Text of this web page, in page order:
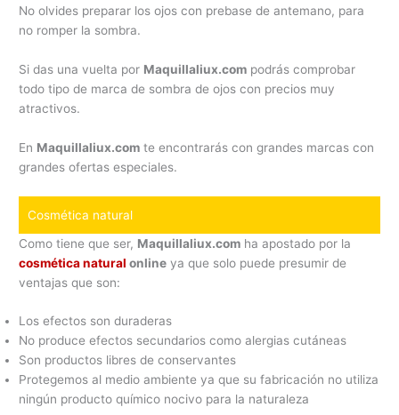
No olvides preparar los ojos con prebase de antemano, para
no romper la sombra.
Si das una vuelta por Maquillaliux.com podrás comprobar
todo tipo de marca de sombra de ojos con precios muy
atractivos.
En Maquillaliux.com te encontrarás con grandes marcas con
grandes ofertas especiales.
Cosmética natural
Como tiene que ser, Maquillaliux.com ha apostado por la
cosmética natural online ya que solo puede presumir de
ventajas que son:
Los efectos son duraderas
No produce efectos secundarios como alergias cutáneas
Son productos libres de conservantes
Protegemos al medio ambiente ya que su fabricación no utiliza
ningún producto químico nocivo para la naturaleza